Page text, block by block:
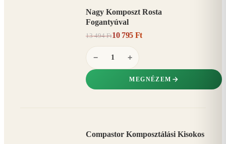
Nagy Komposzt Rosta
Fogantyúval
13 494 Ft10 795 Ft
− +
MEGNÉZEM
Compastor Komposztálási Kisokos